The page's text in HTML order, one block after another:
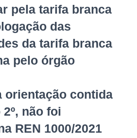
pela tarifa branca
das
da tarifa branca
pelo órgão
orientação contida
não foi
REN 1000/2021